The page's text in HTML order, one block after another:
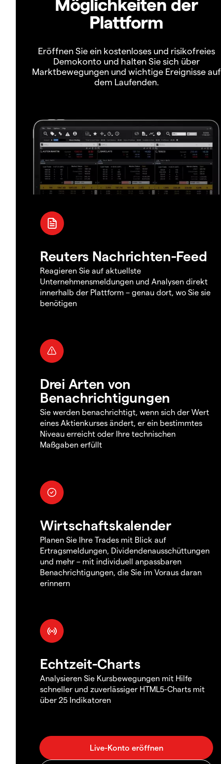
Plattform
Eröffnen Sie ein kostenloses und risikofreies
Demokonto und halten Sie sich über
Marktbewegungen und wichtige Ereignisse auf
dem Laufenden.
Reuters Nachrichten-Feed
Reagieren Sie auf aktuellste
Unternehmensmeldungen und Analysen direkt
innerhalb der Plattform – genau dort, wo Sie sie
benötigen
Drei Arten von
Benachrichtigungen
Sie werden benachrichtigt, wenn sich der Wert
eines Aktienkurses ändert, er ein bestimmtes
Niveau erreicht oder Ihre technischen
Maßgaben erfüllt
Wirtschaftskalender
Planen Sie Ihre Trades mit Blick auf
Ertragsmeldungen, Dividendenausschüttungen
und mehr – mit individuell anpassbaren
Benachrichtigungen, die Sie im Voraus daran
erinnern
Echtzeit-Charts
Analysieren Sie Kursbewegungen mit Hilfe
schneller und zuverlässiger HTML5-Charts mit
über 25 Indikatoren